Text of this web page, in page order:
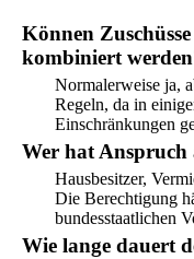
Können
kombiniert
Normalerweise ja,
Regeln, da in
Einschränkungen
Wer hat Anspruch
Hausbesitzer,
Die Berechtigung
bundesstaatlichen
Wie lange dauert